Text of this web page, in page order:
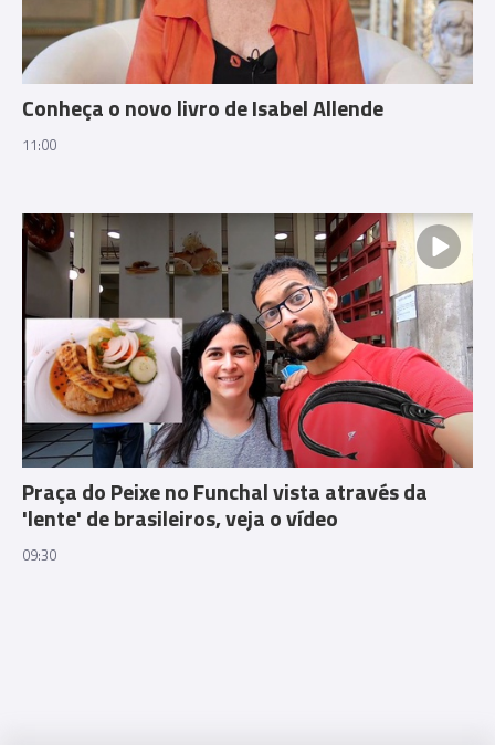
Conheça o novo livro de Isabel Allende
11:00
Praça do Peixe no Funchal vista através da
'lente' de brasileiros, veja o vídeo
09:30